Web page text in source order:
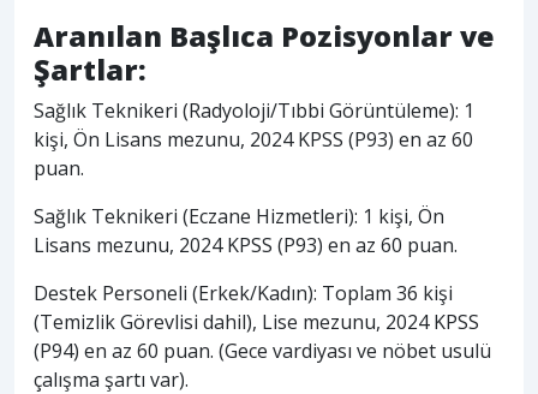
Aranılan Başlıca Pozisyonlar ve
Şartlar:
Sağlık Teknikeri (Radyoloji/Tıbbi Görüntüleme): 1
kişi, Ön Lisans mezunu, 2024 KPSS (P93) en az 60
puan.
Sağlık Teknikeri (Eczane Hizmetleri): 1 kişi, Ön
Lisans mezunu, 2024 KPSS (P93) en az 60 puan.
Destek Personeli (Erkek/Kadın): Toplam 36 kişi
(Temizlik Görevlisi dahil), Lise mezunu, 2024 KPSS
(P94) en az 60 puan. (Gece vardiyası ve nöbet usulü
çalışma şartı var).